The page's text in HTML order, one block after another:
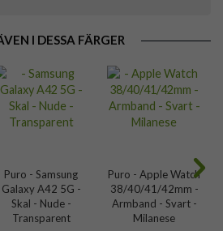
I DESSA FÄRGER
Puro - Samsung
Galaxy A42 5G -
Skal - Nude -
Transparent
Puro - Apple Watch
38/40/41/42mm -
Armband - Svart -
Milanese